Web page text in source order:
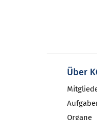
Über
Organe